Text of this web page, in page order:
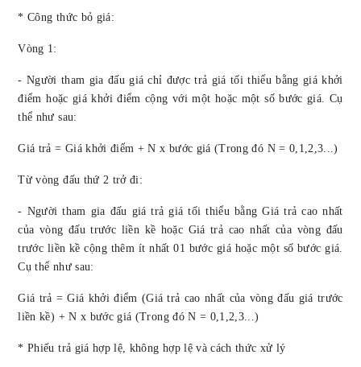
*Công thức bỏ giá:
Vòng 1:
- Người tham gia đấu giá chỉ được trả giá tối thiểu bằng giá khởi
điểm hoặc giá khởi điểm cộng với một hoặc một số bước giá. Cụ
thể như sau:
Giá trả = Giá khởi điểm + N x bước giá (Trong đó N = 0,1,2,3...)
Từ vòng đấu thứ 2 trở đi:
- Người tham gia đấu giá trả giá tối thiểu bằng Giá trả cao nhất
của vòng đấu trước liền kề hoặc Giá trả cao nhất của vòng đấu
trước liền kề cộng thêm ít nhất 01 bước giá hoặc một số bước giá.
Cụ thể như sau:
Giá trả = Giá khởi điểm (Giá trả cao nhất của vòng đấu giá trước
liền kề) + N x bước giá (Trong đó N = 0,1,2,3...)
* Phiếu trả giá hợp lệ, không hợp lệ và cách thức xử lý